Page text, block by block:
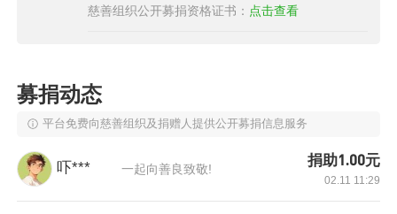
我们要做什么：一套技能 一个空间 终身受益
慈善组织公开募捐资格证书： 点击查看
募捐动态
平台免费向慈善组织及捐赠人提供公开募捐信息服务
吓*** 一起向善良致敬!
捐助1.00元
02.11 11:29